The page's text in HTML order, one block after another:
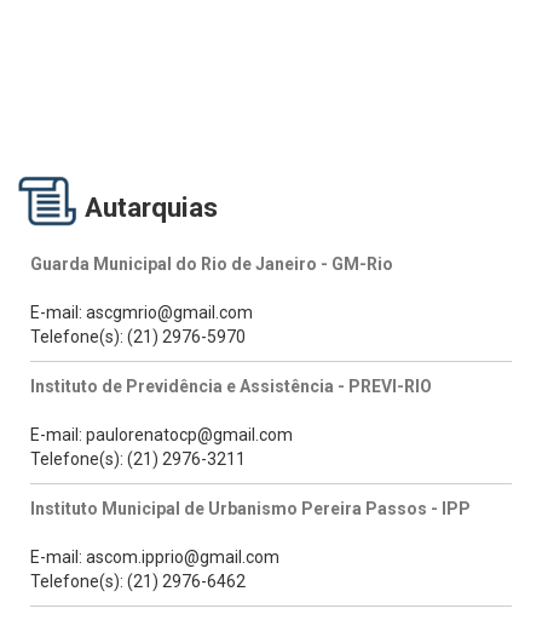
Autarquias
Guarda Municipal do Rio de Janeiro - GM-Rio
E-mail: ascgmrio@gmail.com
Telefone(s): (21) 2976-5970
Instituto de Previdência e Assistência - PREVI-RIO
E-mail: paulorenatocp@gmail.com
Telefone(s): (21) 2976-3211
Instituto Municipal de Urbanismo Pereira Passos - IPP
E-mail: ascom.ipprio@gmail.com
Telefone(s): (21) 2976-6462